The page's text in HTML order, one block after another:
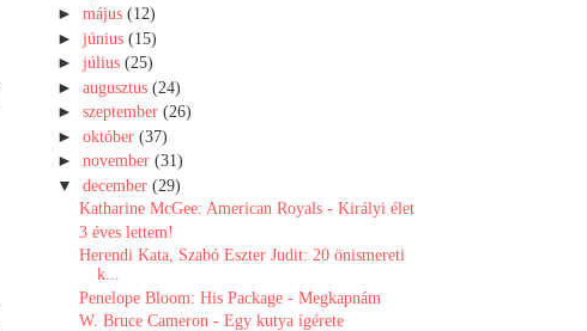
►május(12)
►június(15)
►július(25)
►augusztus(24)
►szeptember(26)
►október(37)
►november(31)
▼ december(29)
Katharine McGee: American Royals - Királyi élet
3 ​éves lettem!
Herendi Kata, Szabó Eszter Judit: 20 ​önismereti
k...
Penelope Bloom: His Package - Megkapnám
W. Bruce Cameron - Egy kutya ígérete